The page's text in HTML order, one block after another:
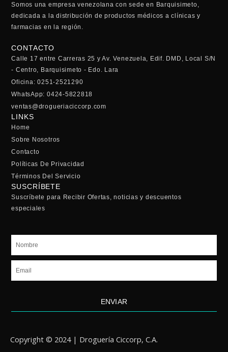
Somos una empresa venezolana con sede en Barquisimeto,
dedicada a la distribución de productos médicos a clínicas y
farmacias en la región.
CONTACTO
Calle 17 entre Carreras 25 y Av. Venezuela, Edif. DMD, Local S/N
- Centro, Barquisimeto - Edo. Lara
Oficina: 0251-2521290
WhatsApp: 0424-5822818
ventas@drogueriaciccorp.com
LINKS
Home
Sobre Nosotros
Contacto
Políticas De Privacidad
Términos Del Servicio
SUSCRÍBETE
Suscríbete para Recibir Ofertas, noticias y descuentos
especiales
Nombre
Email
ENVIAR
Copyright © 2024 | Droguería Ciccorp, C.A.